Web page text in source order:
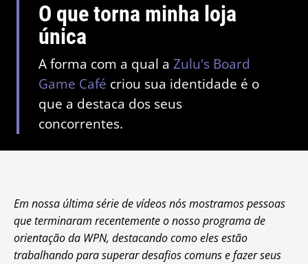
O que torna minha loja
única
A forma com a qual a Zulu's Board
Game Café criou sua identidade é o
que a destaca dos seus
concorrentes.
Em nossa última série de vídeos nós mostramos pessoas
que terminaram recentemente o nosso programa de
orientação da WPN, destacando como eles estão
trabalhando para superar desafios comuns e fazer seus